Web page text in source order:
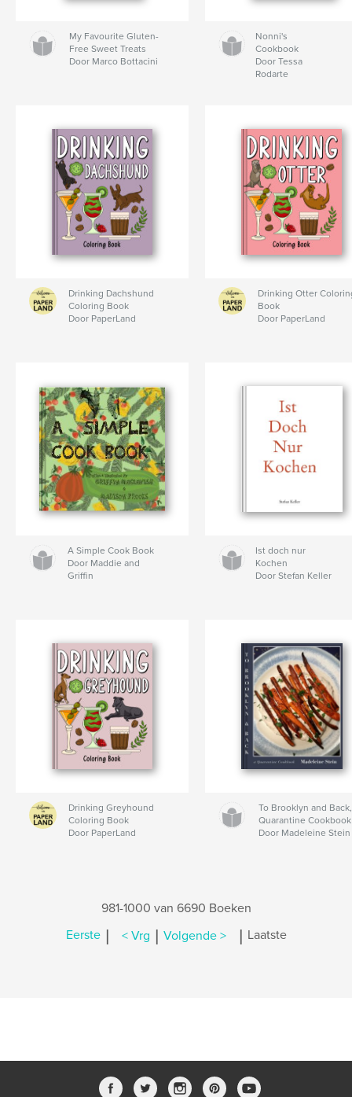
My Favourite Gluten-
Free Sweet Treats
Door Marco Bottacini
Nonni's
Cookbook
Door Tessa
Rodarte
Drinking Dachshund
Coloring Book
Door PaperLand
Drinking Otter
Book
Door PaperLand
A Simple Cook Book
Door Maddie and
Griffin
Ist doch nur
Kochen
Door Stefan Keller
Drinking Greyhound
Coloring Book
Door PaperLand
To Brooklyn and
Quarantine Cookbook
Door Madeleine Stein
981-1000 van 6690 Boeken
Eerste | < Vrg | Volgende > | Laatste